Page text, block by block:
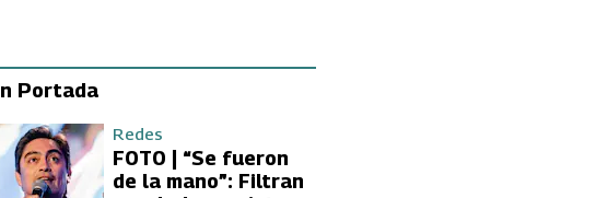
Portada
Redes
FOTO | “Se fueron
de la mano”: Filtran